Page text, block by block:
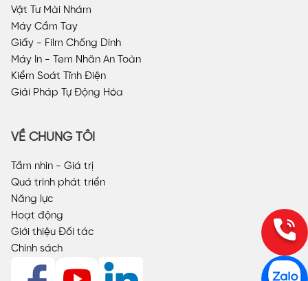
Vật Tư Mài Nhám
Máy Cầm Tay
Giấy - Film Chống Dính
Máy In - Tem Nhãn An Toàn
Kiểm Soát Tĩnh Điện
Giải Pháp Tự Động Hóa
VỀ CHÚNG TÔI
Tầm nhìn - Giá trị
Quá trình phát triển
Năng lực
Hoạt động
Giới thiệu Đối tác
Chính sách